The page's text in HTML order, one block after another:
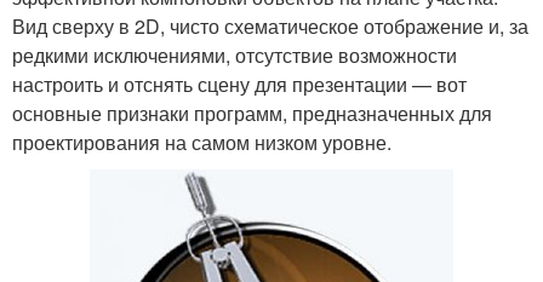
Вид сверху в 2D, чисто схематическое отображение и, за
редкими исключениями, отсутствие возможности
настроить и отснять сцену для презентации — вот
основные признаки программ, предназначенных для
проектирования на самом низком уровне.